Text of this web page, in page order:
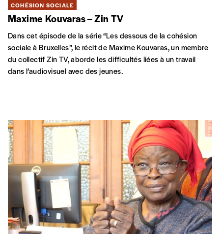
COHÉSION SOCIALE
Maxime Kouvaras – Zin TV
Dans cet épisode de la série “Les dessous de la cohésion
sociale à Bruxelles”, le récit de Maxime Kouvaras, un membre
du collectif Zin TV, aborde les difficultés liées à un travail
dans l’audiovisuel avec des jeunes.